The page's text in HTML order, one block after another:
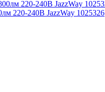
220-240В JazzWay 1025326